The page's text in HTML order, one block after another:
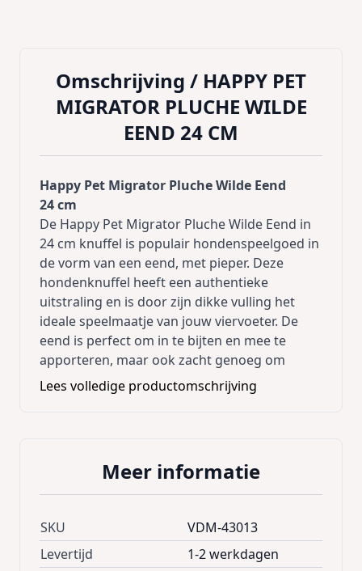
Omschrijving / HAPPY PET
MIGRATOR PLUCHE WILDE
EEND 24 CM
Happy Pet Migrator Pluche Wilde Eend
24 cm
De Happy Pet Migrator Pluche Wilde Eend in
24 cm knuffel is populair hondenspeelgoed in
de vorm van een eend, met pieper. Deze
hondenknuffel heeft een authentieke
uitstraling en is door zijn dikke vulling het
ideale speelmaatje van jouw viervoeter. De
eend is perfect om in te bijten en mee te
apporteren, maar ook zacht genoeg om
lekker mee te knuffelen. Met een leuk,
authentiek geluid voor nog meer speelplezier!
- Zacht maar wel stevig gevuld, en dus
geschikt om mee te knuffelen maar ook om
- Met geluid
- Verkrijgbaar in twee maten
Lees volledige productomschrijving
Meer informatie
SKU
VDM-43013
Levertijd
1-2 werkdagen